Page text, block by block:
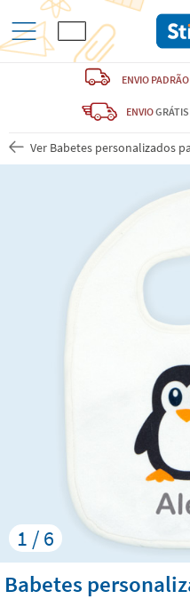
ENVIO PADRÃO
ENVIOGRÁTIS
Ver Babetes personalizados
1 / 6
Babetes